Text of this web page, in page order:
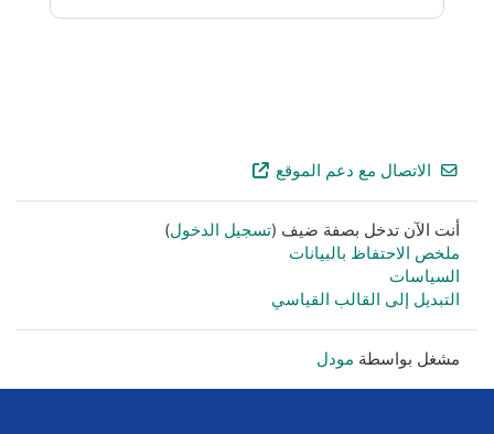
الاتصال مع دعم الموقع
أنت الآن تدخل بصفة ضيف (تسجيل الدخول)
ملخص الاحتفاظ بالبيانات
السياسات
التبديل إلى القالب القياسي
مشغل بواسطة مودل